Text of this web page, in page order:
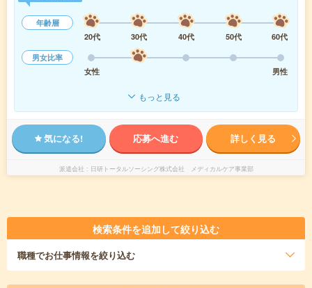
年齢層
20代
30代 40代 50代
60代
男女比率
女性
男性
もっと見る
気になる! 応募へ進む 詳しく見る
派遣会社 日研トータルソーシング株式会社 メディカルケア事業部
検索条件を追加して絞り込む
職種でお仕事情報を絞り込む